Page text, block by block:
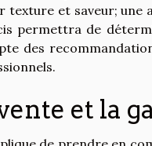
et saveur; une
permettra de
des
et la